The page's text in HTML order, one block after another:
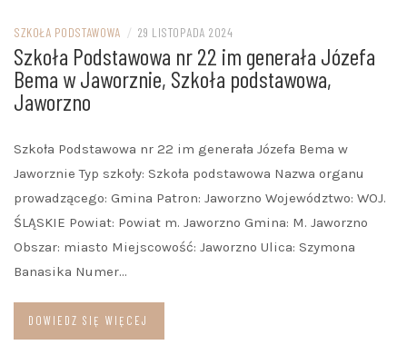
SZKOŁA PODSTAWOWA / 29 LISTOPADA 2024
Szkoła Podstawowa nr 22 im generała Józefa
Bema w Jaworznie, Szkoła podstawowa,
Jaworzno
Szkoła Podstawowa nr 22 im generała Józefa Bema w
Jaworznie Typ szkoły: Szkoła podstawowa Nazwa organu
prowadzącego: Gmina Patron: Jaworzno Województwo: WOJ.
ŚLĄSKIE Powiat: Powiat m. Jaworzno Gmina: M. Jaworzno
Obszar: miasto Miejscowość: Jaworzno Ulica: Szymona
Banasika Numer…
DOWIEDZ SIĘ WIĘCEJ